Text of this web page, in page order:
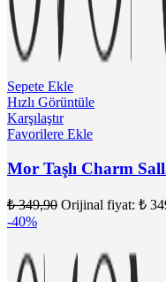
Sepete Ekle
Hızlı Görüntüle
Karşılaştır
Favorilere Ekle
Mor Taşlı Charm
₺349,90 Orijinal fiyat: ₺
-40%